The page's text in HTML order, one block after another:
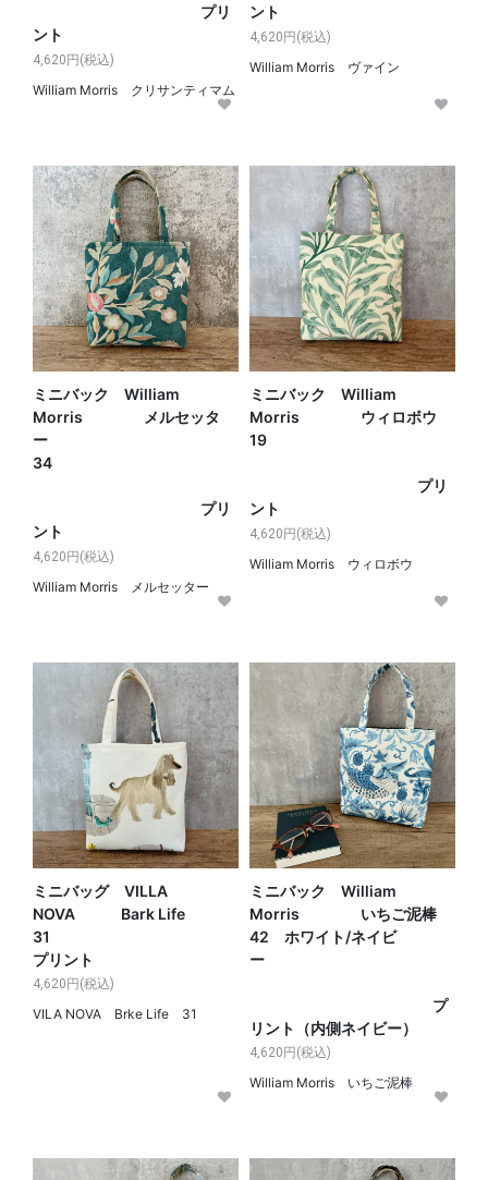
プリ
ント
4,620円(税込)
William Morris クリサンティマム
ント
4,620円(税込)
William Morris ヴァイン
ミニバック William
Morris メルセッタ
ー
34
プリ
ント
4,620円(税込)
William Morris メルセッター
ミニバック William
Morris ウィロボウ
19
プリ
ント
4,620円(税込)
William Morris ウィロボウ
ミニバッグ VILLA
NOVA Bark Life
31
プリント
4,620円(税込)
VILA NOVA Brke Life 31
ミニバック William
Morris いちご泥棒
42 ホワイト/ネイビ
ー
プ
リント（内側ネイビー）
4,620円(税込)
William Morris いちご泥棒